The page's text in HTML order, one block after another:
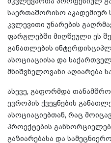
საერთაშორისო აკადემიურ
კვლევითი უნარების
ფარგლებში მიღწეული ეს
განათლების
ასოციაციისა და
მნიშვნელოვანი აღიარება
ასევე, გაფორმდა
ევროპის ქვეყნების
ასოციაციებთან, რაც
პროექტების
გაზიარებასა და